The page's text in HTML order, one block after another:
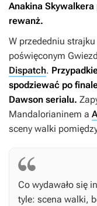
Anakina
rewanż.
W przededniu
poświęconym
Dispatch.
spodziewać po
Dawson serialu.
Mandalorianinem a
sceny walki
Co wydawało się
tyle: scena walki,